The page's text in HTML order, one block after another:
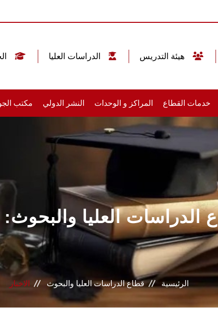
خدمات القطاع المراكز و الوحدات النشر الدولي مكتب
الدراسات العليا والبحوث:
الرئيسية قطاع الدراسات العليا والبحوث الاخبار